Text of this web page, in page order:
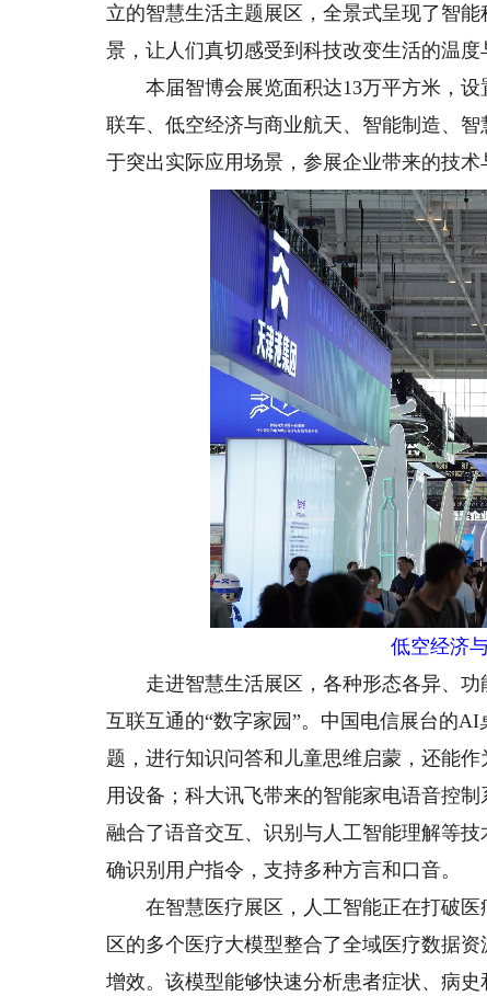
立的智慧生活主题展区，全景式呈现了智
景，让人们真切感受到科技改变生活的温度
本届智博会展览面积达13万平方米，设
联车、低空经济与商业航天、智能制造、
于突出实际应用场景，参展企业带来的技
低空经济
走进智慧生活展区，各种形态各异、功
互联互通的“数字家园”。中国电信展台的
题，进行知识问答和儿童思维启蒙，还能
用设备；科大讯飞带来的智能家电语音控
融合了语音交互、识别与人工智能理解等
确识别用户指令，支持多种方言和口音。
在智慧医疗展区，人工智能正在打破医
区的多个医疗大模型整合了全域医疗数据
增效。该模型能够快速分析患者症状、病